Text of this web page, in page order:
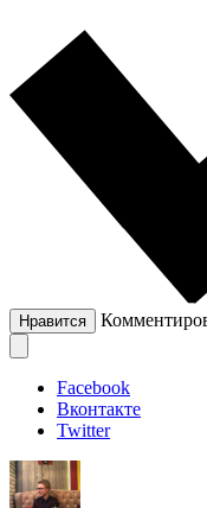
Нравится
Facebook
Вконтакте
Twitter